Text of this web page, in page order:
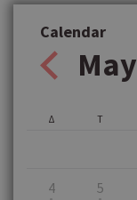
COLLECTIONS
STORIES
Calendar
May
Δ Τ
4 5